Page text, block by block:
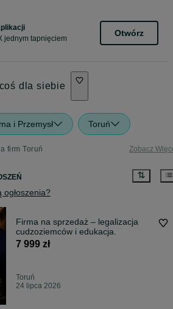
jednym tapnięciem
Otwórz
dla siebie
i Przemysł Toruń
firm Toruń Zobacz
Firma na sprzedaż – legalizacja
cudzoziemców i edukacja.
7 999 zł
Toruń
24 lipca 2026